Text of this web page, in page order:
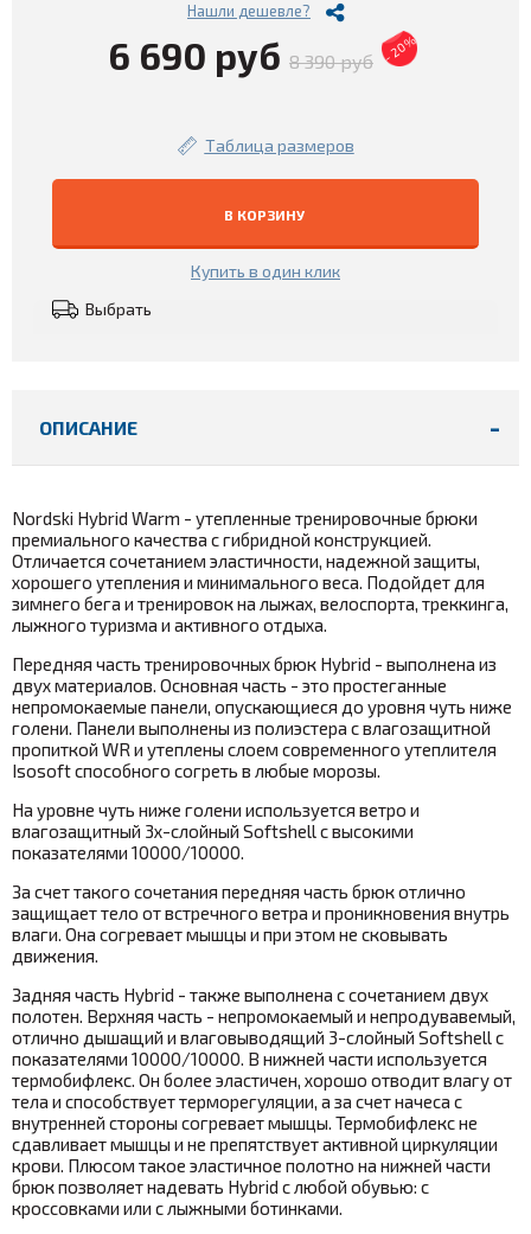
Нашли дешевле?
6 690 руб 8 390 руб - 20%
Таблица размеров
В КОРЗИНУ
Купить в один клик
Выбрать
ОПИСАНИЕ
Nordski Hybrid Warm - утепленные тренировочные брюки
премиального качества с гибридной конструкцией.
Отличается сочетанием эластичности, надежной защиты,
хорошего утепления и минимального веса. Подойдет для
зимнего бега и тренировок на лыжах, велоспорта, треккинга,
лыжного туризма и активного отдыха.
Передняя часть тренировочных брюк Hybrid - выполнена из
двух материалов. Основная часть - это простеганные
непромокаемые панели, опускающиеся до уровня чуть ниже
голени. Панели выполнены из полиэстера с влагозащитной
пропиткой WR и утеплены слоем современного утеплителя
Isosoft способного согреть в любые морозы.
На уровне чуть ниже голени используется ветро и
влагозащитный 3х-слойный Softshell с высокими
показателями 10000/10000.
За счет такого сочетания передняя часть брюк отлично
защищает тело от встречного ветра и проникновения внутрь
влаги. Она согревает мышцы и при этом не сковывать
движения.
Задняя часть Hybrid - также выполнена с сочетанием двух
полотен. Верхняя часть - непромокаемый и непродувавемый,
отлично дышащий и влаговыводящий 3-слойный Softshell с
показателями 10000/10000. В нижней части используется
термобифлекс. Он более эластичен, хорошо отводит влагу от
тела и способствует терморегуляции, а за счет начеса с
внутренней стороны согревает мышцы. Термобифлекс не
сдавливает мышцы и не препятствует активной циркуляции
крови. Плюсом такое эластичное полотно на нижней части
брюк позволяет надевать Hybrid с любой обувью: с
кроссовками или с лыжными ботинками.